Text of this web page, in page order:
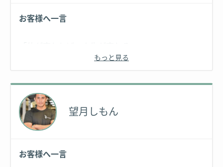
お客様へ一言
のは、見た目の変化だけではありません。
体が変わることによって自信がつき、表情が変わ
り、洋服が変わり、行動が変わり、
新しい出逢いや周りの人からの評価も変わり、人生
これは特別な人にだけ起こる「ラッキー」では決し
もっと見る
望月しもん
お客様へ一言